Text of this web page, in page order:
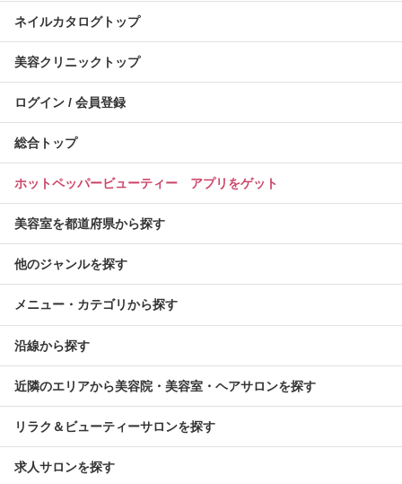
ネイルカタログトップ
美容クリニックトップ
ログイン / 会員登録
総合トップ
ホットペッパービューティー アプリをゲット
美容室を都道府県から探す
他のジャンルを探す
メニュー・カテゴリから探す
沿線から探す
近隣のエリアから美容院・美容室・ヘアサロンを探す
リラク＆ビューティーサロンを探す
求人サロンを探す